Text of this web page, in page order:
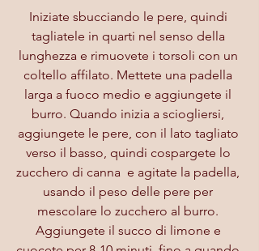
Iniziate sbucciando le pere, quindi
tagliatele in quarti nel senso della
lunghezza e rimuovete i torsoli con un
coltello affilato. Mettete una padella
larga a fuoco medio e aggiungete il
burro. Quando inizia a sciogliersi,
aggiungete le pere, con il lato tagliato
verso il basso, quindi cospargete lo
zucchero di canna  e agitate la padella,
usando il peso delle pere per
mescolare lo zucchero al burro.
Aggiungete il succo di limone e